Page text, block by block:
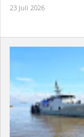
23 Juli 2026